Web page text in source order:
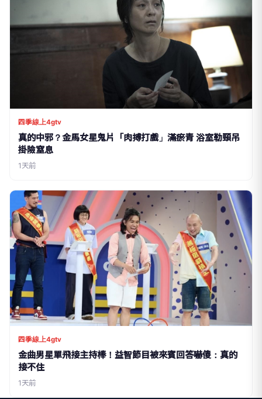
四季線上4gtv
真的中邪？金馬女星鬼片「肉搏打戲」滿瘀青 浴室勒頸吊
掛險窒息
1天前
四季線上4gtv
金曲男星單飛接主持棒！益智節目被來賓回答嚇傻：真的
接不住
1天前